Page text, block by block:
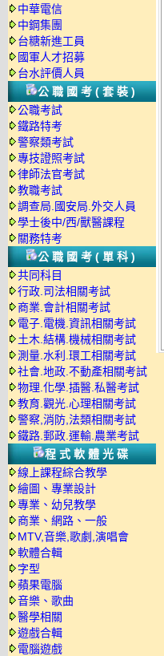
中華電信
中鋼集團
台糖新進工員
國軍人才招募
台水評價人員
公職國考(套裝)
公職考試
鐵路特考
警察類考試
專技證照考試
律師法官考試
教職考試
調查局.國安局.外交人員
學士後中/西/獸醫課程
關務特考
公職國考(單科)
共同科目
行政.司法相關考試
商業.會計相關考試
電子.電機.資訊相關考試
土木.結構.機械相關考試
測量.水利.環工相關考試
社會.地政.不動產相關考試
物理.化學.插醫.私醫考試
教育.觀光.心理相關考試
警察,消防,法類相關考試
鐵路.郵政.運輸.農業考試
程式軟體光碟
線上課程綜合教學
繪圖、專業設計
專業、幼兒教學
商業、網路、一般
MTV,音樂,歌劇,演唱會
軟體合輯
字型
蘋果電腦
音樂、歌曲
醫學相關
遊戲合輯
電腦遊戲